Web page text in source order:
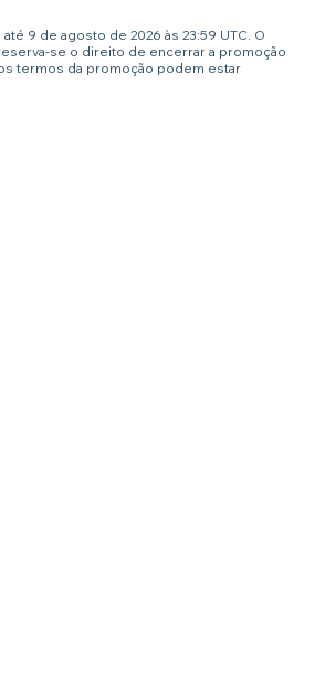
9 de agosto de 2026 às 23:59 UTC. O
se o direito de encerrar a promoção
termos da promoção podem estar